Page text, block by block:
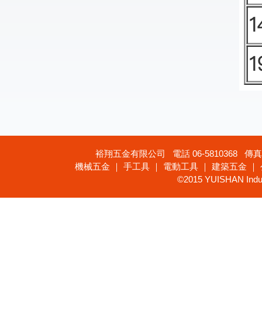
裕翔五金有限公司 電話 06-5810368 傳
機械五金 ｜ 手工具 ｜ 電動工具 ｜ 建築五金
©2015 YUISHAN